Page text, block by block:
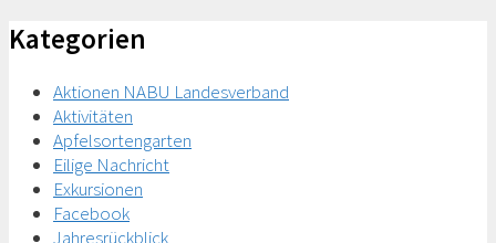
Kategorien
Aktionen NABU Landesverband
Aktivitäten
Apfelsortengarten
Eilige Nachricht
Exkursionen
Facebook
Jahresrückblick